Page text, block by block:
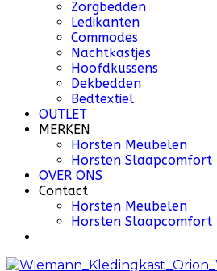
Zorgbedden
Ledikanten
Commodes
Nachtkastjes
Hoofdkussens
Dekbedden
Bedtextiel
OUTLET
MERKEN
Horsten Meubelen
Horsten Slaapcomfort
OVER ONS
Contact
Horsten Meubelen
Horsten Slaapcomfort